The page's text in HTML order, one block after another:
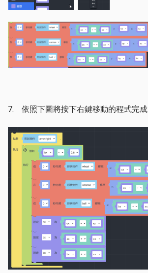
7. 依照下圖將按下右鍵移動的程式完成